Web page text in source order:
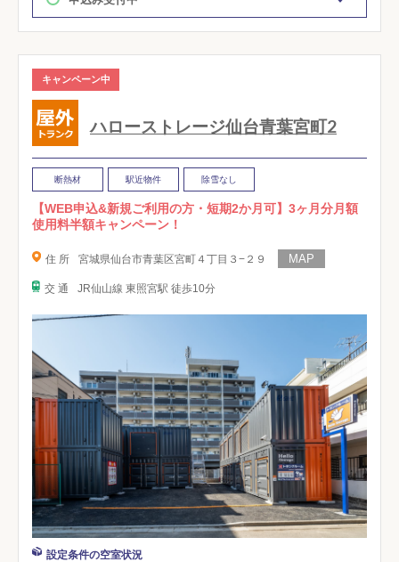
キャンペーン中
ハローストレージ仙台青葉宮町2
断熱材 駅近物件 除雪なし
【WEB申込&新規ご利用の方・短期2か月可】3ヶ月分月額
使用料半額キャンペーン！
住 所 宮城県仙台市青葉区宮町４丁目３−２９
交 通 JR仙山線 東照宮駅 徒歩10分
設定条件の空室状況